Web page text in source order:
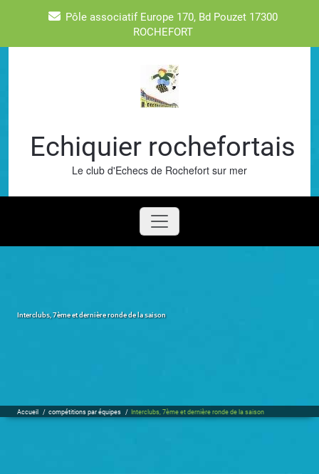
Pôle associatif Europe 170, Bd Pouzet 17300
ROCHEFORT
Echiquier rochefortais
Le club d'Echecs de Rochefort sur mer
Interclubs, 7ème et dernière ronde de la saison
Accueil / compétitions par équipes / Interclubs, 7ème et dernière ronde de la saison